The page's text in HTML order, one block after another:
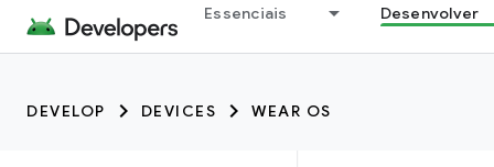
Essenciais Desenvolver
DEVELOP DEVICES WEAR OS